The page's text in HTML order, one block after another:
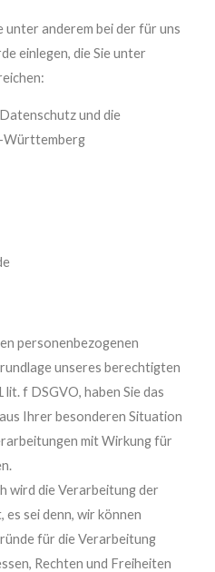
unter anderem bei der für uns
einlegen, die Sie unter
und die
Württemberg
personenbezogenen
unseres berechtigten
f DSGVO, haben Sie das
Ihrer besonderen Situation
mit Wirkung für
wird die Verarbeitung der
sei denn, wir können
für die Verarbeitung
Rechten und Freiheiten